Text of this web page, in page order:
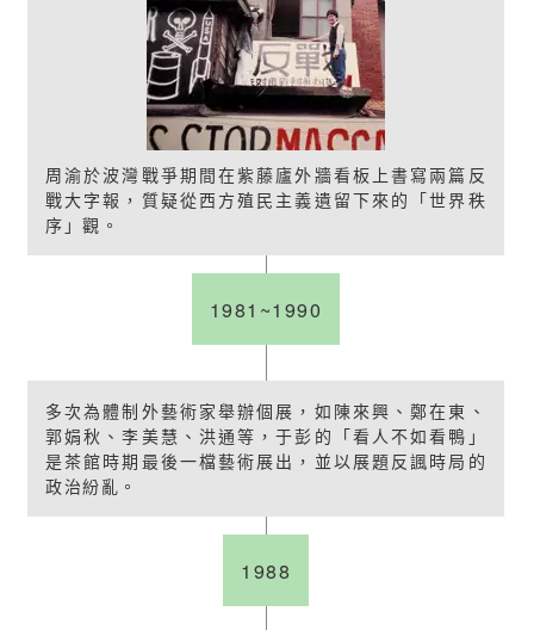
周渝於波灣戰爭期間在紫藤廬外牆看板上書寫兩篇反
戰大字報，質疑從西方殖民主義遺留下來的「世界秩
序」觀。
1981~1990
多次為體制外藝術家舉辦個展，如陳來興、鄭在東、
郭娟秋、李美慧、洪通等，于彭的「看人不如看鴨」
是茶館時期最後一檔藝術展出，並以展題反諷時局的
政治紛亂。
1988